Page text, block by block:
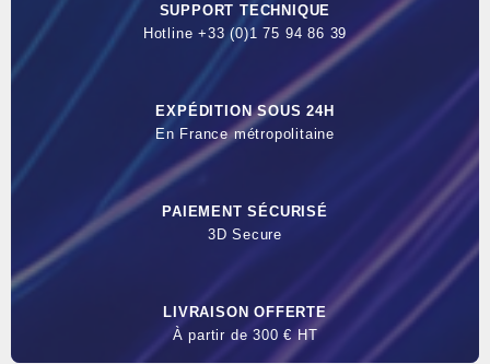
SUPPORT TECHNIQUE
Hotline +33 (0)1 75 94 86 39
EXPÉDITION SOUS 24H
En France métropolitaine
PAIEMENT SÉCURISÉ
3D Secure
LIVRAISON OFFERTE
À partir de 300 € HT